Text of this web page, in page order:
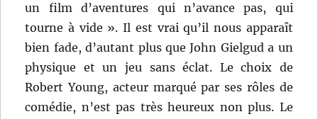
un film d’aventures qui n’avance pas, qui
tourne à vide ». Il est vrai qu’il nous apparaît
bien fade, d’autant plus que John Gielgud a un
physique et un jeu sans éclat. Le choix de
Robert Young, acteur marqué par ses rôles de
comédie, n’est pas très heureux non plus. Le